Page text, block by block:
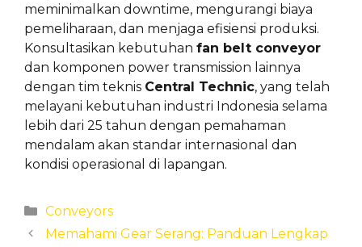
meminimalkan downtime, mengurangi biaya
pemeliharaan, dan menjaga efisiensi produksi.
Konsultasikan kebutuhan fan belt conveyor
dan komponen power transmission lainnya
dengan tim teknis Central Technic, yang telah
melayani kebutuhan industri Indonesia selama
lebih dari 25 tahun dengan pemahaman
mendalam akan standar internasional dan
kondisi operasional di lapangan.
Categories
Conveyors
Memahami Gear Serang: Panduan Lengkap